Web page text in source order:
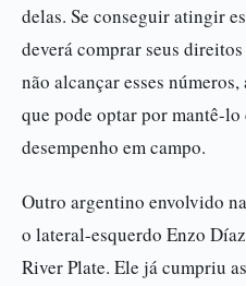
delas. Se conseguir atingir
deverá comprar seus
não alcançar esses
que pode optar por mantê-
desempenho em campo.
Outro argentino envolvido
o lateral-esquerdo Enzo
River Plate. Ele já cumpriu